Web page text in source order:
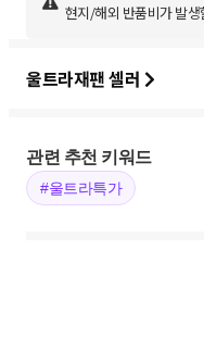
현지/해외 반품비가 발생
울트라재팬 셀러
관련 추천 키워드
#울트라특가